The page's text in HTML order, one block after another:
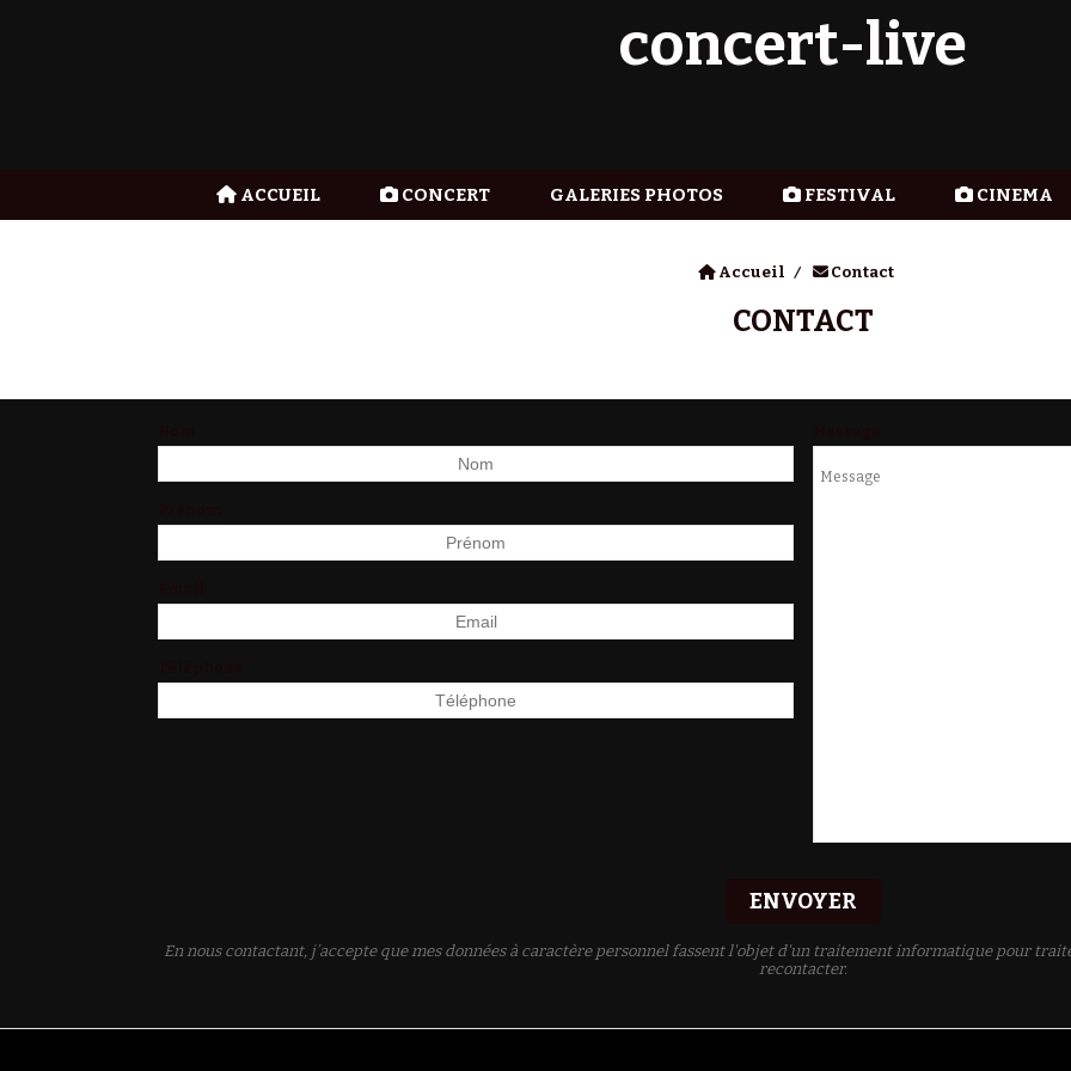
concert-live
ACCUEIL CONCERT GALERIES PHOTOS FESTIVAL CINEMA
Accueil Contact
CONTACT
ENVOYER
En nous contactant, j’accepte que mes données à caractère personnel fassent l'objet d'un traitement informatique pour
recontacter.